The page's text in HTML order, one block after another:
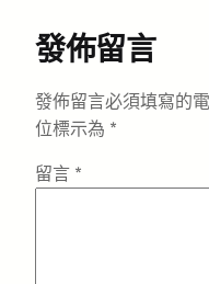
發佈留言
發佈留言必須填寫的
位標示為 *
留言 *